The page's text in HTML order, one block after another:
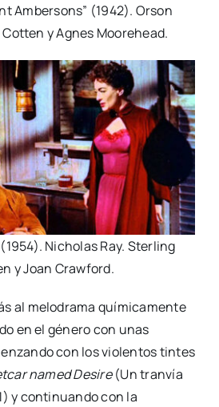
Ambersons” (1942). Orson
y Agnes Moorehead.
Nicholas Ray. Sterling
y Joan Crawford.
al melodrama químicamente
en el género con unas
con los violentos tintes
named Desire(Un tranvía
y continuando con la